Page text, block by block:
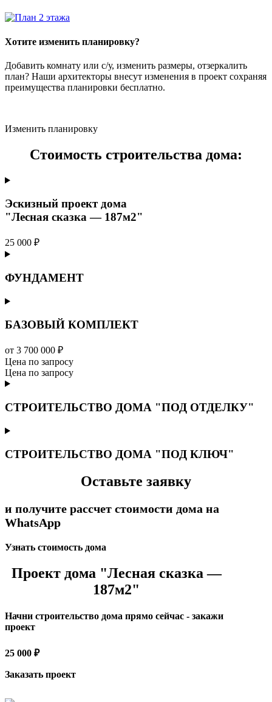
Хотите изменить планировку?
Добавить комнату или с/у, изменить размеры, отзеркалить
план? Наши архитекторы внесут изменения в проект сохраняя
преимущества планировки бесплатно.
Изменить планировку
Стоимость строительства дома:
Эскизный проект дома
"Лесная сказка — 187м2"
25 000 ₽
ФУНДАМЕНТ
БАЗОВЫЙ КОМПЛЕКТ
от 3 700 000 ₽
Цена по запросу
Цена по запросу
СТРОИТЕЛЬСТВО ДОМА "ПОД ОТДЕЛКУ"
СТРОИТЕЛЬСТВО ДОМА "ПОД КЛЮЧ"
Оставьте заявку
и получите рассчет стоимости дома на
WhatsApp
Узнать стоимость дома
Проект дома "Лесная сказка —
187м2"
Начни строительство дома прямо сейчас - закажи
проект
25 000 ₽
Заказать проект